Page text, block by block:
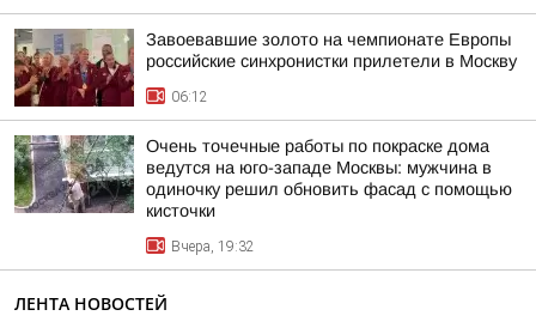
Завоевавшие золото на чемпионате Европы
российские синхронистки прилетели в Москву
06:12
Очень точечные работы по покраске дома
ведутся на юго-западе Москвы: мужчина в
одиночку решил обновить фасад с помощью
кисточки
Вчера, 19:32
ЛЕНТА НОВОСТЕЙ